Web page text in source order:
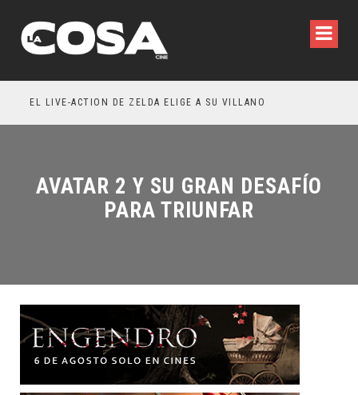
EL LIVE-ACTION DE ZELDA ELIGE A SU VILLANO
AVATAR 2 Y SU GRAN DESAFÍO
PARA TRIUNFAR